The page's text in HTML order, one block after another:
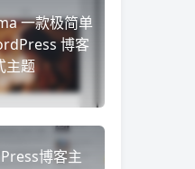
一款极简单
博客
主题
博客主